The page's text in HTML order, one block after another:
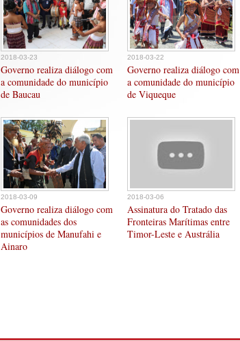
2018-03-23
Governo realiza diálogo com
a comunidade do município
de Baucau
2018-03-22
Governo realiza diálogo com
a comunidade do município
de Viqueque
2018-03-09
Governo realiza diálogo com
as comunidades dos
municípios de Manufahi e
Ainaro
2018-03-06
Assinatura do Tratado das
Fronteiras Marítimas entre
Timor-Leste e Austrália